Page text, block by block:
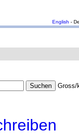
English -
Gross/